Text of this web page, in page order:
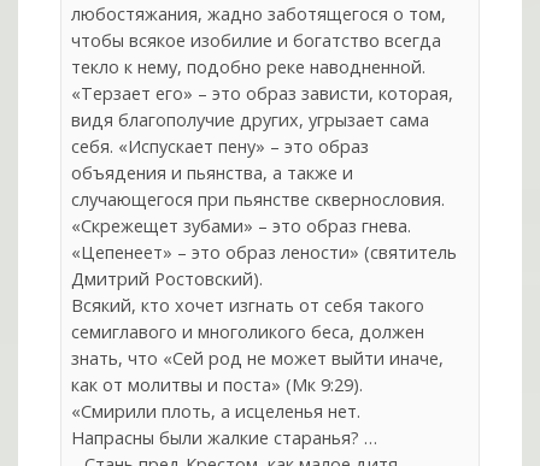
любостяжания, жадно заботящегося о том,
чтобы всякое изобилие и богатство всегда
текло к нему, подобно реке наводненной.
«Терзает его» – это образ зависти, которая,
видя благополучие других, угрызает сама
себя. «Испускает пену» – это образ
объядения и пьянства, а также и
случающегося при пьянстве сквернословия.
«Скрежещет зубами» – это образ гнева.
«Цепенеет» – это образ лености» (святитель
Дмитрий Ростовский).
Всякий, кто хочет изгнать от себя такого
семиглавого и многоликого беса, должен
знать, что «Сей род не может выйти иначе,
как от молитвы и поста» (Мк 9:29).
«Смирили плоть, а исцеленья нет.
Напрасны были жалкие старанья? …